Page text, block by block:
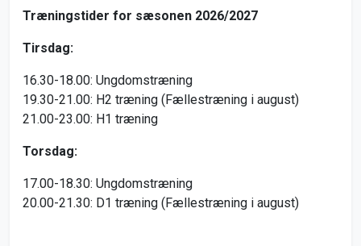
Træningstider for sæsonen 2026/2027
Tirsdag:
16.30-18.00: Ungdomstræning
19.30-21.00: H2 træning (Fællestræning i august)
21.00-23.00: H1 træning
Torsdag:
17.00-18.30: Ungdomstræning
20.00-21.30: D1 træning (Fællestræning i august)